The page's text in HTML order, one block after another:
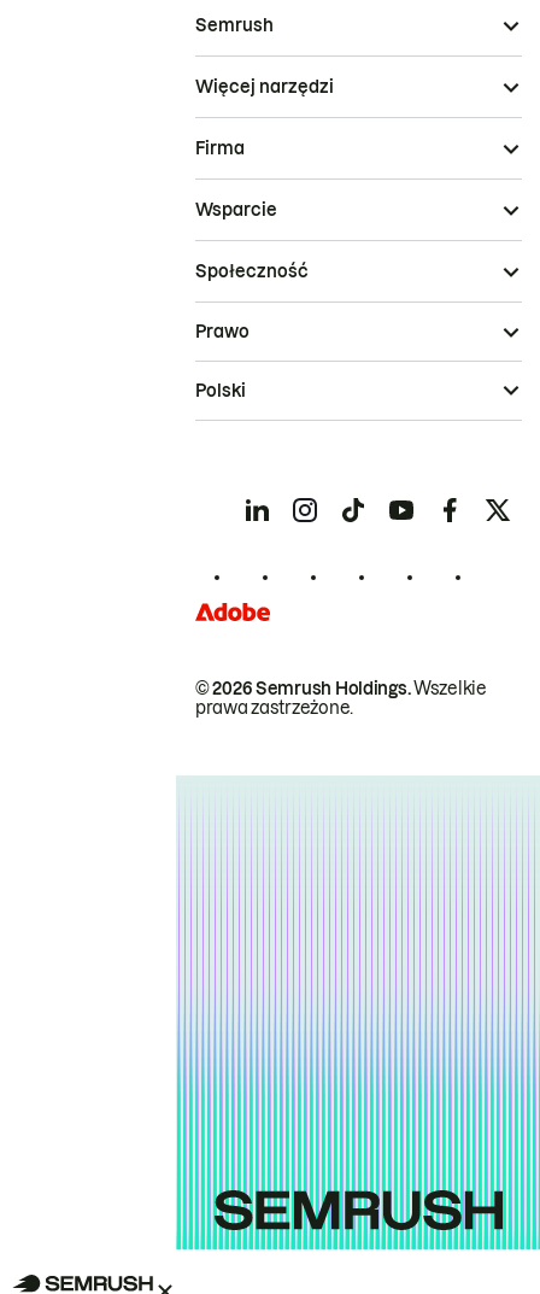
Semrush
Więcej narzędzi
Firma
Wsparcie
Społeczność
© 2026 Semrush Holdings.Wszelkie
prawa zastrzeżone.
Prawo
Polski